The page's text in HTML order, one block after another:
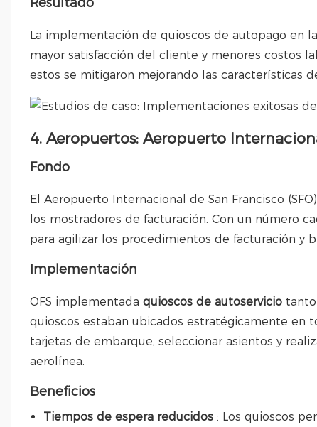
La implementación de quioscos de autopago en
mayor satisfacción del cliente y menores costos
estos se mitigaron mejorando las características
4. Aeropuertos: Aeropuerto
Fondo
El Aeropuerto Internacional de San Francisco
los mostradores de facturación. Con un número
para agilizar los procedimientos de facturación y
Implementación
OFS implementada quioscos de autoservicio
quioscos estaban ubicados estratégicamente en
tarjetas de embarque, seleccionar asientos y
aerolínea.
Beneficios
Tiempos de espera reducidos : Los quioscos